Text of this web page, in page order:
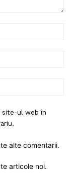
site-ul web în
alte comentarii.
articole noi.